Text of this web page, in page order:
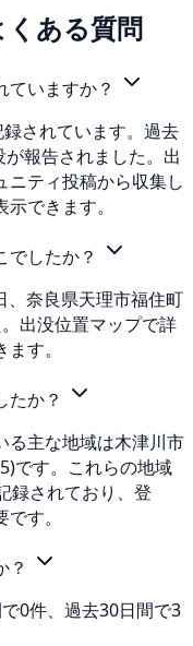
ある質問
ていますか？
されています。過去
報告されました。出
ニティ投稿から収集し
できます。
でしたか？
、奈良県天理市福住町
出没位置マップで詳
す。
たか？
る主な地域は木津川市
です。これらの地域
録されており、登
す。
？
0件、過去30日間で3